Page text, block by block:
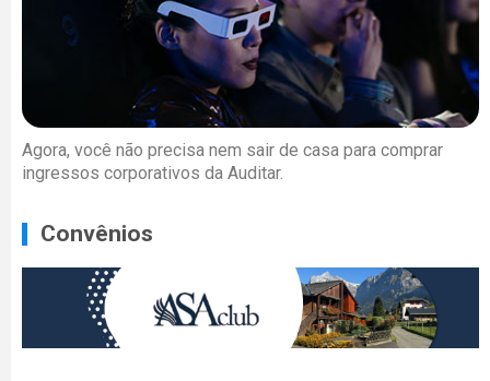
Agora, você não precisa nem sair de casa para comprar
ingressos corporativos da Auditar.
Convênios